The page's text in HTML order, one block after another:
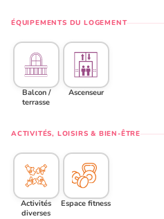
ÉQUIPEMENTS DU LOGEMENT
Balcon /
terrasse
Ascenseur
ACTIVITÉS, LOISIRS & BIEN-ÊTRE
Activités
diverses
Espace fitness